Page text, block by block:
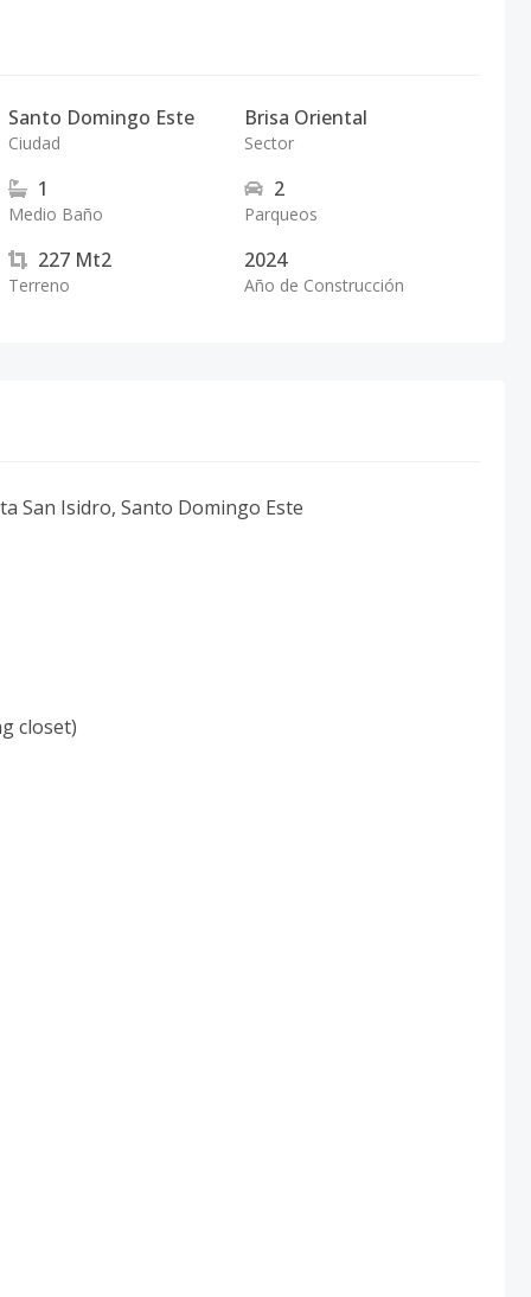
Santo Domingo Este
Ciudad
Brisa Oriental
Sector
1
Medio Baño
2
Parqueos
227 Mt2
Terreno
2024
Año de Construcción
San Isidro, Santo Domingo Este
closet)